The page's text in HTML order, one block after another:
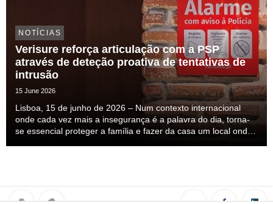
NOTÍCIAS
Verisure reforça articulação com a PSP
através de deteção proativa de tentativas de
intrusão
15 June 2026
Lisboa, 15 de junho de 2026 – Num contexto internacional
onde cada vez mais a insegurança é a palavra do dia, torna-
se essencial proteger a família e fazer da casa um local onde